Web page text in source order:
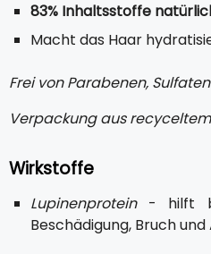
83% Inhaltsstoffe
Macht das Haar
Frei von Parabenen,
Verpackung aus
Wirkstoffe
Lupinenprotein- hilft
Beschädigung, Bruch